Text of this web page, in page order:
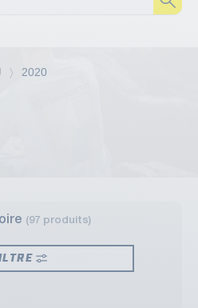
2020
(97 produits)